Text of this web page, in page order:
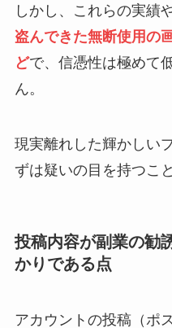
しかし、これらの実績
盗んできた無断使用の
どで、信憑性は極めて
ん。
現実離れした輝かしい
ずは疑いの目を持つこ
投稿内容が副業の勧
かりである点
アカウントの投稿（ポ